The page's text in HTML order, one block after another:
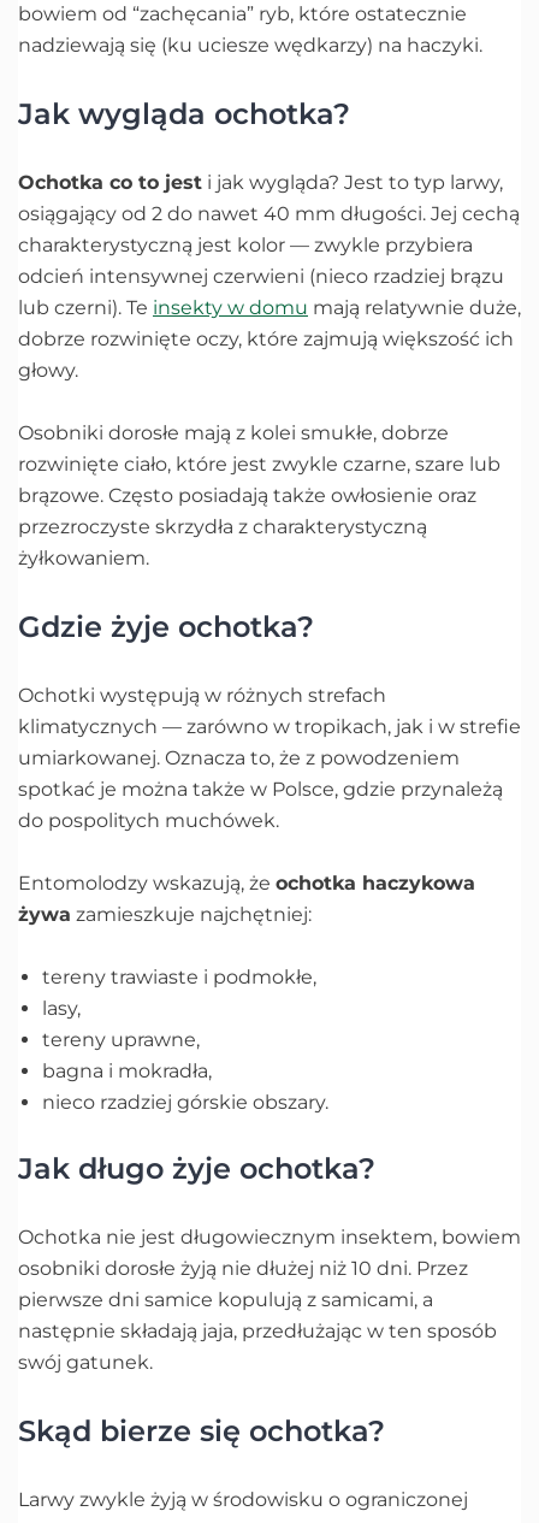
bowiem od “zachęcania” ryb, które ostatecznie
nadziewają się (ku uciesze wędkarzy) na haczyki.
Jak wygląda ochotka?
Ochotka co to jest i jak wygląda? Jest to typ larwy,
osiągający od 2 do nawet 40 mm długości. Jej cechą
charakterystyczną jest kolor — zwykle przybiera
odcień intensywnej czerwieni (nieco rzadziej brązu
lub czerni). Te insekty w domu mają relatywnie duże,
dobrze rozwinięte oczy, które zajmują większość ich
głowy.
Osobniki dorosłe mają z kolei smukłe, dobrze
rozwinięte ciało, które jest zwykle czarne, szare lub
brązowe. Często posiadają także owłosienie oraz
przezroczyste skrzydła z charakterystyczną
żyłkowaniem.
Gdzie żyje ochotka?
Ochotki występują w różnych strefach
klimatycznych — zarówno w tropikach, jak i w strefie
umiarkowanej. Oznacza to, że z powodzeniem
spotkać je można także w Polsce, gdzie przynależą
do pospolitych muchówek.
Entomolodzy wskazują, że ochotka haczykowa
żywa zamieszkuje najchętniej:
tereny trawiaste i podmokłe,
lasy,
tereny uprawne,
bagna i mokradła,
nieco rzadziej górskie obszary.
Jak długo żyje ochotka?
Ochotka nie jest długowiecznym insektem, bowiem
osobniki dorosłe żyją nie dłużej niż 10 dni. Przez
pierwsze dni samice kopulują z samicami, a
następnie składają jaja, przedłużając w ten sposób
swój gatunek.
Skąd bierze się ochotka?
Larwy zwykle żyją w środowisku o ograniczonej